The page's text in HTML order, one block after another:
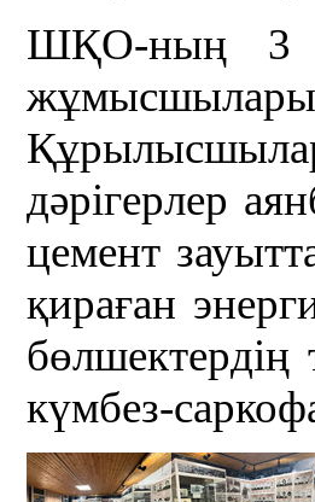
ШҚО-ның 3
дәрігерлер
цемент
қираған
бөлшектердің
күмбез-